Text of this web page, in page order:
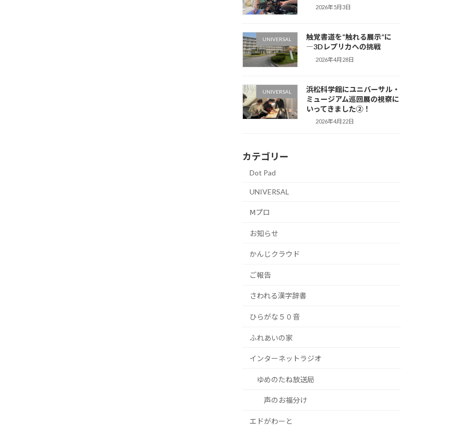
2026年5月3日
UNIVERSAL
触覚書道を“触れる展示”に
―3Dレプリカへの挑戦
2026年4月28日
UNIVERSAL
浜松科学館にユニバーサル・
ミュージアム巡回展の視察に
いってきました②！
2026年4月22日
カテゴリー
Dot Pad
UNIVERSAL
Ⅿプロ
お知らせ
かんじクラウド
ご報告
さわれる漢字辞書
ひらがな５０音
ふれあいの家
インターネットラジオ
ゆめのたね放送局
声のお福分け
エドがわーと